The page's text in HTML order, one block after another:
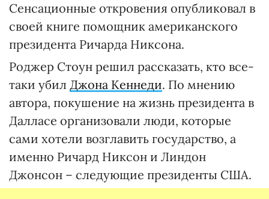
Сенсационные откровения опубликовал в
своей книге помощник американского
президента Ричарда Никсона.
Роджер Стоун решил рассказать, кто все-
таки убил Джона Кеннеди. По мнению
автора, покушение на жизнь президента в
Далласе организовали люди, которые
сами хотели возглавить государство, а
именно Ричард Никсон и Линдон
Джонсон – следующие президенты США.